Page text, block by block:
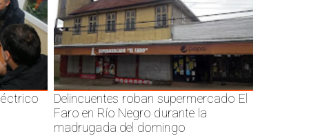
Delincuentes roban supermercado El
Faro en Río Negro durante la
madrugada del domingo